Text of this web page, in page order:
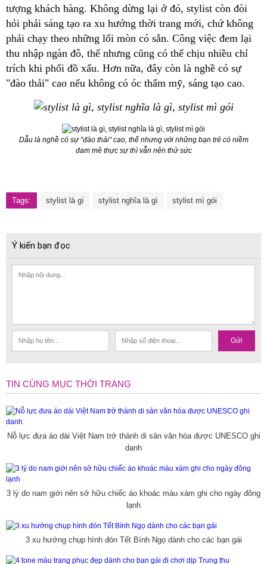
tượng khách hàng. Không dừng lại ở đó, stylist còn đòi
hỏi phải sáng tạo ra xu hướng thời trang mới, chứ không
phải chạy theo những lối mòn có sẵn. Công việc đem lại
thu nhập ngàn đô, thế nhưng cũng có thể chịu nhiều chỉ
trích khi phối đồ xấu. Hơn nữa, đây còn là nghề có sự
"đào thải" cao nếu không có óc thẩm mỹ, sáng tạo cao.
Dẫu là nghề có sự "đào thải" cao, thế nhưng với những bạn trẻ có niềm
đam mê thực sự thì vẫn nên thử sức
Tags: stylist là gì stylist nghĩa là gì stylist mì gói
Ý kiến bạn đọc
Gửi
TIN CÙNG MỤC THỜI TRANG
Nỗ lực đưa áo dài Việt Nam trở thành di sản văn hóa được UNESCO ghi
danh
3 lý do nam giới nên sở hữu chiếc áo khoác màu xám ghi cho ngày đông
lạnh
3 xu hướng chụp hình đón Tết Bính Ngọ dành cho các bạn gái